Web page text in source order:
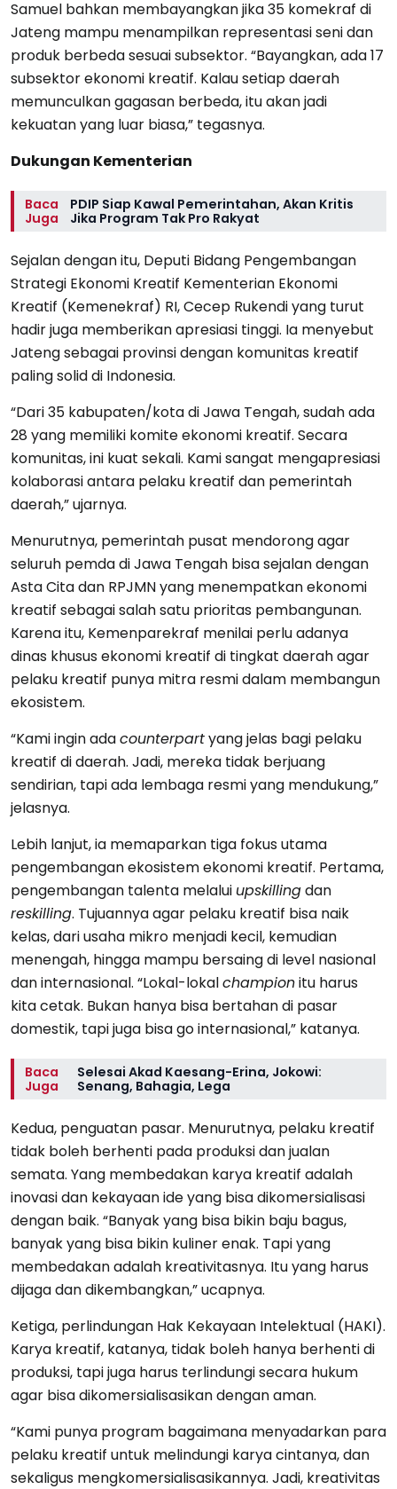
Samuel bahkan membayangkan jika 35 komekraf di
Jateng mampu menampilkan representasi seni dan
produk berbeda sesuai subsektor. “Bayangkan, ada 17
subsektor ekonomi kreatif. Kalau setiap daerah
memunculkan gagasan berbeda, itu akan jadi
kekuatan yang luar biasa,” tegasnya.
Dukungan Kementerian
Baca
Juga
PDIP Siap Kawal Pemerintahan, Akan Kritis
Jika Program Tak Pro Rakyat
Sejalan dengan itu, Deputi Bidang Pengembangan
Strategi Ekonomi Kreatif Kementerian Ekonomi
Kreatif (Kemenekraf) RI, Cecep Rukendi yang turut
hadir juga memberikan apresiasi tinggi. Ia menyebut
Jateng sebagai provinsi dengan komunitas kreatif
paling solid di Indonesia.
“Dari 35 kabupaten/kota di Jawa Tengah, sudah ada
28 yang memiliki komite ekonomi kreatif. Secara
komunitas, ini kuat sekali. Kami sangat mengapresiasi
kolaborasi antara pelaku kreatif dan pemerintah
daerah,” ujarnya.
Menurutnya, pemerintah pusat mendorong agar
seluruh pemda di Jawa Tengah bisa sejalan dengan
Asta Cita dan RPJMN yang menempatkan ekonomi
kreatif sebagai salah satu prioritas pembangunan.
Karena itu, Kemenparekraf menilai perlu adanya
dinas khusus ekonomi kreatif di tingkat daerah agar
pelaku kreatif punya mitra resmi dalam membangun
ekosistem.
“Kami ingin adacounterpartyang jelas bagi pelaku
kreatif di daerah. Jadi, mereka tidak berjuang
sendirian, tapi ada lembaga resmi yang mendukung,”
jelasnya.
Lebih lanjut, ia memaparkan tiga fokus utama
pengembangan ekosistem ekonomi kreatif. Pertama,
pengembangan talenta melalui upskillingdan
reskilling. Tujuannya agar pelaku kreatif bisa naik
kelas, dari usaha mikro menjadi kecil, kemudian
menengah, hingga mampu bersaing di level nasional
dan internasional. “Lokal-lokalchampionitu harus
kita cetak. Bukan hanya bisa bertahan di pasar
domestik, tapi juga bisa go internasional,” katanya.
Baca
Juga
Selesai Akad Kaesang-Erina, Jokowi:
Senang, Bahagia, Lega
Kedua, penguatan pasar. Menurutnya, pelaku kreatif
tidak boleh berhenti pada produksi dan jualan
semata. Yang membedakan karya kreatif adalah
inovasi dan kekayaan ide yang bisa dikomersialisasi
dengan baik. “Banyak yang bisa bikin baju bagus,
banyak yang bisa bikin kuliner enak. Tapi yang
membedakan adalah kreativitasnya. Itu yang harus
dijaga dan dikembangkan,” ucapnya.
Ketiga, perlindungan Hak Kekayaan Intelektual (HAKI).
Karya kreatif, katanya, tidak boleh hanya berhenti di
produksi, tapi juga harus terlindungi secara hukum
agar bisa dikomersialisasikan dengan aman.
“Kami punya program bagaimana menyadarkan para
pelaku kreatif untuk melindungi karya cintanya, dan
sekaligus mengkomersialisasikannya. Jadi, kreativitas